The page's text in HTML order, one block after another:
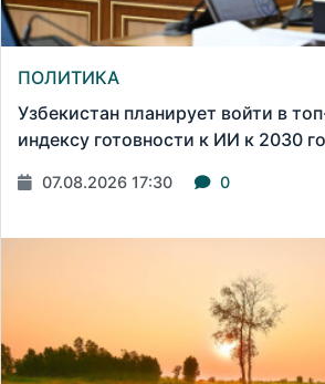
ПОЛИТИКА
Узбекистан планирует войти в
индексу готовности к ИИ к 2030
07.08.2026 17:30 0